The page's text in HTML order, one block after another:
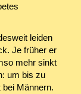
leiden
Je früher er
mehr sinkt
um bis zu
Männern.